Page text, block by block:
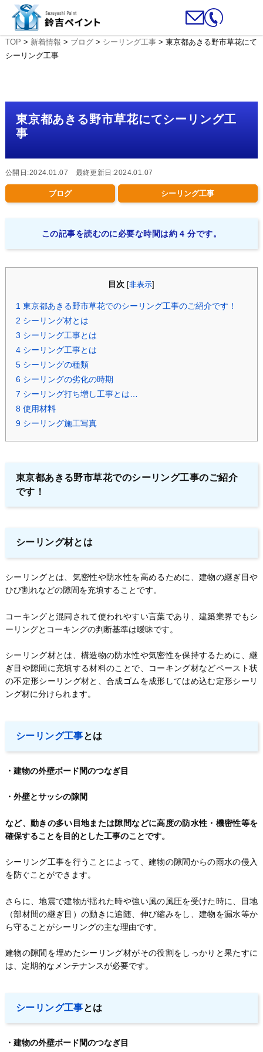
TOP > 新着情報 > ブログ> シーリング工事> 東京都あきる野市草花にて
シーリング工事
東京都あきる野市草花にてシーリング工
事
公開日:2024.01.07 最終更新日:2024.01.07
ブログ シーリング工事
この記事を読むのに必要な時間は約 4 分です。
目次 [非表示
1東京都あきる野市草花でのシーリング工事のご紹介です！
2 シーリング材とは
3 シーリング工事とは
4シーリング工事とは
5シーリングの種類
6シーリングの劣化の時期
7 シーリング打ち増し工事とは…
8使用材料
9シーリング施工写真
東京都あきる野市草花でのシーリング工事のご紹介
です！
シーリング材とは
シーリングとは、気密性や防水性を高めるために、建物の継ぎ目や
ひび割れなどの隙間を充填することです。
コーキングと混同されて使われやすい言葉であり、建築業界でもシ
ーリングとコーキングの判断基準は曖昧です。
シーリング材とは、構造物の防水性や気密性を保持するために、継
ぎ目や隙間に充填する材料のことで、コーキング材などペースト状
の不定形シーリング材と、合成ゴムを成形してはめ込む定形シーリ
ング材に分けられます。
シーリング工事とは
・建物の外壁ボード間のつなぎ目
・外壁とサッシの隙間
など、動きの多い目地または隙間などに高度の防水性・機密性等を
確保することを目的とした工事のことです。
シーリング工事を行うことによって、建物の隙間からの雨水の侵入
を防ぐことができます。
さらに、地震で建物が揺れた時や強い風の風圧を受けた時に、目地
（部材間の継ぎ目）の動きに追随、伸び縮みをし、建物を漏水等か
ら守ることがシーリングの主な理由です。
建物の隙間を埋めたシーリング材がその役割をしっかりと果たすに
は、定期的なメンテナンスが必要です。
シーリング工事とは
・建物の外壁ボード間のつなぎ目